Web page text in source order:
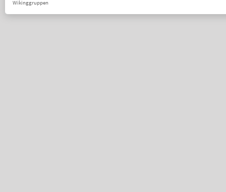
Wikinggruppen